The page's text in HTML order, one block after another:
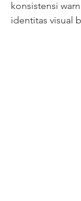
konsistensi
identitas visual